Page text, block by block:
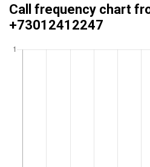
Call frequency chart
+73012412247